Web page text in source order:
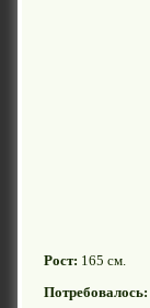
Рост: 165 см.
Потребовалось: